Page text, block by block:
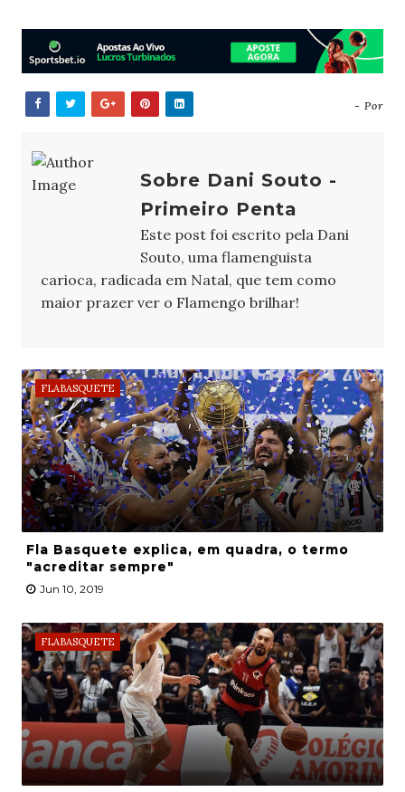
- Por
Sobre Dani Souto -
Primeiro Penta
Este post foi escrito pela Dani
Souto, uma flamenguista
carioca, radicada em Natal, que tem como
maior prazer ver o Flamengo brilhar!
FLABASQUETE
Fla Basquete explica, em quadra, o termo
"acreditar sempre"
Jun 10, 2019
FLABASQUETE